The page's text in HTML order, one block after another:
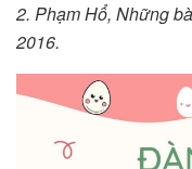
2. Phạm Hổ, Những
2016.